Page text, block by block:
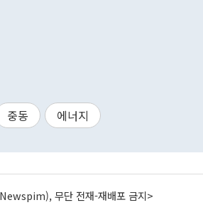
중동 에너지
무단 전재-재배포 금지>